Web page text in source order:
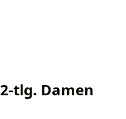
tlg. Damen